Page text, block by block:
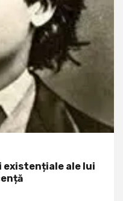
ale lui